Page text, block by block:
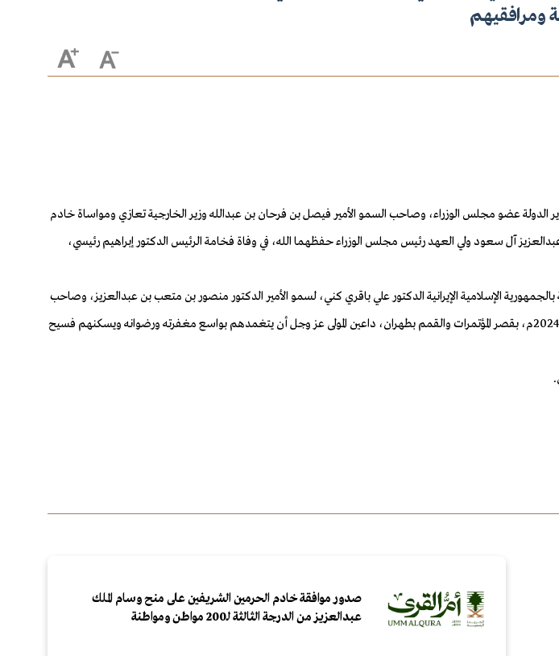
ومرافقيهم
عضو مجلس الوزراء، وصاحب السمو الأمير فيصل بن فرحان بن عبدالله وزير الخارجية تعازي ومواساة خادم
آل سعود ولي العهد رئيس مجلس الوزراء حفظهما الله، في وفاة فخامة الرئيس الدكتور إبراهيم رئيسي،
الإسلامية الإيرانية الدكتور علي باقري كني، لسمو الأمير الدكتور منصور بن متعب بن عبدالعزيز، وصاحب
السمو الأمير فيصل بن فرحان بن عبدالله وزير الخارجية، يوم الأربعاء 14 ذو القعدة 1445 هـ الموافق 22 مايو 2024م، بقصر المؤتمرات والقمم بطهران، داعين المولى عز وجل أن يتغمدهم بواسع مغفرته ورضوانه ويسكنهم فسيح
صدور موافقة خادم الحرمين الشريفين على منح وسام الملك
عبدالعزيز من الدرجة الثالثة لـ200 مواطن ومواطنة